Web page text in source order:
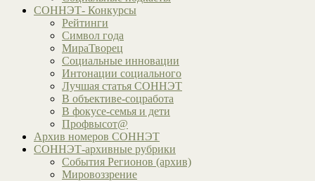
СОННЭТ- Конкурсы
Рейтинги
Символ года
МираТворец
Социальные инновации
Интонации социального
Лучшая статья СОННЭТ
В объективе-соцработа
В фокусе-семья и дети
Профвысот@
Архив номеров СОННЭТ
СОННЭТ-архивные рубрики
События Регионов (архив)
Мировоззрение